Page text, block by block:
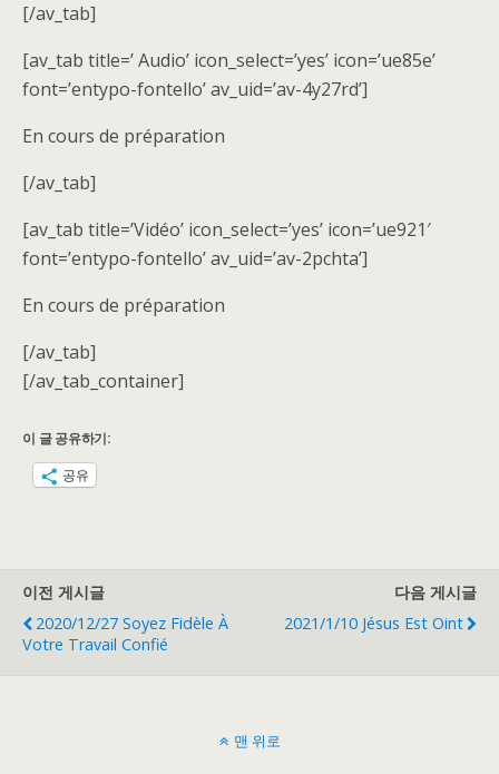
[/av_tab]
[av_tab title=’ Audio’ icon_select=’yes’ icon=’ue85e’
font=’entypo-fontello’ av_uid=’av-4y27rd’]
En cours de préparation
[/av_tab]
[av_tab title=’Vidéo’ icon_select=’yes’ icon=’ue921′
font=’entypo-fontello’ av_uid=’av-2pchta’]
En cours de préparation
[/av_tab]
[/av_tab_container]
이 글 공유하기:
공유
이전 게시글
2020/12/27 Soyez Fidèle À
Votre Travail Confié
다음 게시글
2021/1/10 Jésus Est Oint
맨 위로